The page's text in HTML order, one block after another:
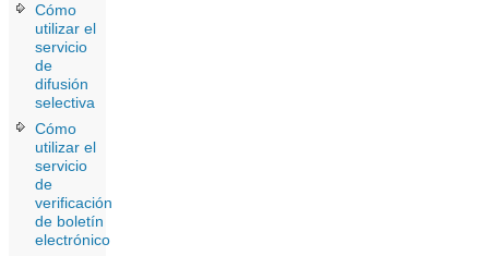
Cómo
utilizar el
servicio
de
difusión
selectiva
Cómo
utilizar el
servicio
de
verificación
de boletín
electrónico